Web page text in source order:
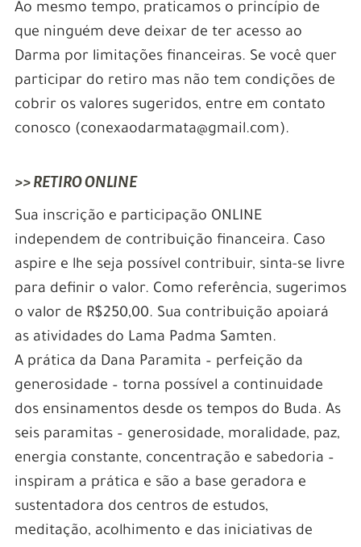
Ao mesmo tempo, praticamos o princípio de
que ninguém deve deixar de ter acesso ao
Darma por limitações financeiras. Se você quer
participar do retiro mas não tem condições de
cobrir os valores sugeridos, entre em contato
conosco (conexaodarmata@gmail.com).
>> RETIRO ONLINE
Sua inscrição e participação ONLINE
independem de contribuição financeira. Caso
aspire e lhe seja possível contribuir, sinta-se livre
para definir o valor. Como referência, sugerimos
o valor de R$250,00. Sua contribuição apoiará
as atividades do Lama Padma Samten.
A prática da Dana Paramita – perfeição da
generosidade – torna possível a continuidade
dos ensinamentos desde os tempos do Buda. As
seis paramitas – generosidade, moralidade, paz,
energia constante, concentração e sabedoria –
inspiram a prática e são a base geradora e
sustentadora dos centros de estudos,
meditação, acolhimento e das iniciativas de